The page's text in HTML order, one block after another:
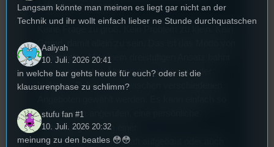
entstehen zu lassen.
Keine Frage zu groß. Kein Problem zu klein. Kein
Grund, damit allein zu sein. Das ist das Motto von
Silbernetz.. Mit einem dreistufigen Ansatz bahnt
es vereinsamten Älteren einen Weg aus der
Isolation. Dabei kann zwischen verschiedenen
mal anonym angerufen, eine persönliche
Verbindung in Form einer
Telefonfreund*innenschaft aufgebaut oder auch
Langsam könnte man meinen es liegt gar nicht an der
Technik und ihr wollt einfach lieber ne Stunde durchquatschen
Aaliyah
10. Juli. 2026 20:41
in welche bar gehts heute für euch? oder ist die
klausurenphase zu schlimm?
stufu fan #1
10. Juli. 2026 20:32
meinung zu den beatles 😳😳